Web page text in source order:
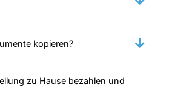
kopieren?
zu Hause bezahlen und